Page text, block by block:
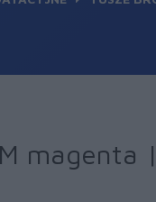
magenta |